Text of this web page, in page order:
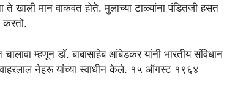
खाली मान वाकवत होते. मुलाच्या टाळ्यांना पंडितजी हसत
करतो.
म्हणून डॉ. बाबासाहेब आंबेडकर यांनी भारतीय संविधान
नेहरू यांच्या स्वाधीन केले. १५ ऑगस्ट १९६४